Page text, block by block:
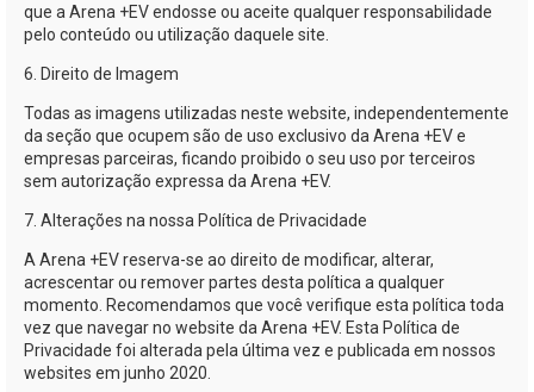
que a Arena +EVendosse ou aceite qualquer responsabilidade
pelo conteúdo ou utilização daquele site.
6. Direito de Imagem
Todas as imagens utilizadas neste website, independentemente
da seção que ocupem são de uso exclusivo da Arena +EVe
empresas parceiras, ficando proibido o seu uso por terceiros
sem autorização expressa da Arena +EV.
7. Alterações na nossa Política de Privacidade
A Arena +EVreserva-se ao direito de modificar, alterar,
acrescentar ou remover partes desta política a qualquer
momento. Recomendamos que você verifique esta política toda
vez que navegar no website da Arena +EV. Esta Política de
Privacidade foi alterada pela última vez e publicada em nossos
websites em junho 2020.